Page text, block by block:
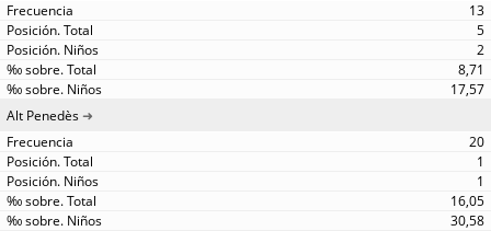
13
5
2
8,71
17,57
Alt Penedès
20
1
1
16,05
30,58